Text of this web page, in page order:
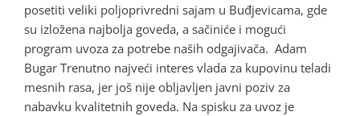
posetiti veliki poljoprivredni sajam u Buđjevicama, gde
su izložena najbolja goveda, a sačiniće i mogući
program uvoza za potrebe naših odgajivača. Adam
Bugar Trenutno najveći interes vlada za kupovinu teladi
mesnih rasa, jer još nije obljavljen javni poziv za
nabavku kvalitetnih goveda. Na spisku za uvoz je